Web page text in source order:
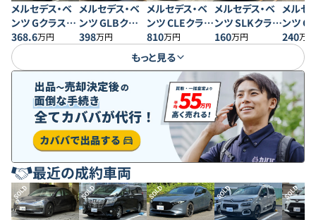
メルセデス・ベ
ンツ Gクラス
G500 ロング
368.6万円
メルセデス・ベ
ンツ GLBクラス
GLB200d
398万円
メルセデス・ベ
ンツ CLEクラス
CLE200 スポー
ツ カブリオレ
810万円
メルセデス・ベ
ンツ SLKクラス
SLK 200MT
160万円
メルセ
ンツ
スポー
240万円
もっと見る
最近の成約車両
SOLD SOLD SOLD SOLD SOLD